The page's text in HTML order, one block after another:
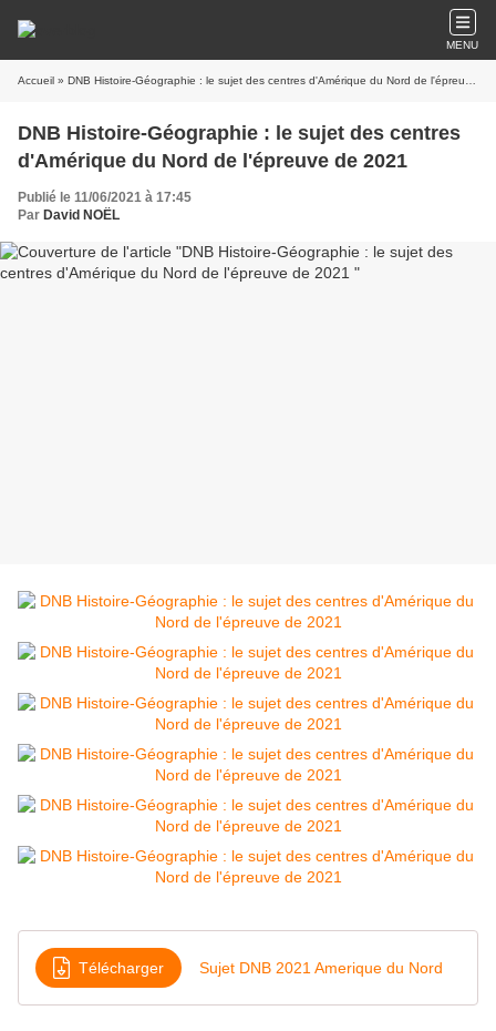
MENU
Accueil » DNB Histoire-Géographie : le sujet des centres d'Amérique du Nord de l'épreuve de 2021
DNB Histoire-Géographie : le sujet des centres
d'Amérique du Nord de l'épreuve de 2021
Publié le 11/06/2021 à 17:45
Par David NOËL
Télécharger Sujet DNB 2021 Amerique du Nord